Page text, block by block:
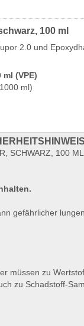
100 ml
2.0 und
(VPE)
ml)
SCHWARZ, 100 ML
gefährlicher
müssen zu
zu Schadstoff-